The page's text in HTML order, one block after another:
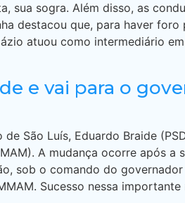
sua sogra. Além disso, as
destacou que, para haver
atuou como intermediário
e vai para o
São Luís, Eduardo Braide
A mudança ocorre após
sob o comando do
Sucesso nessa